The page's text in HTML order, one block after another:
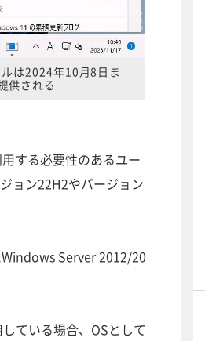
は2024年10月8日ま
供される
する必要性のあるユー
ョン22H2やバージョン
Server 2012/20
ている場合、OSとして